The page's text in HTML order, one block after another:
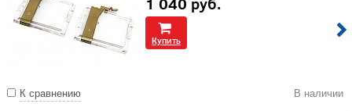
Купить
К сравнению В наличии